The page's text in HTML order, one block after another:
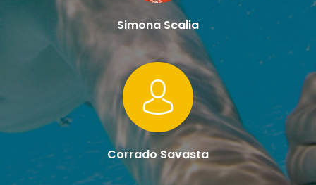
Simona Scalia
Corrado Savasta